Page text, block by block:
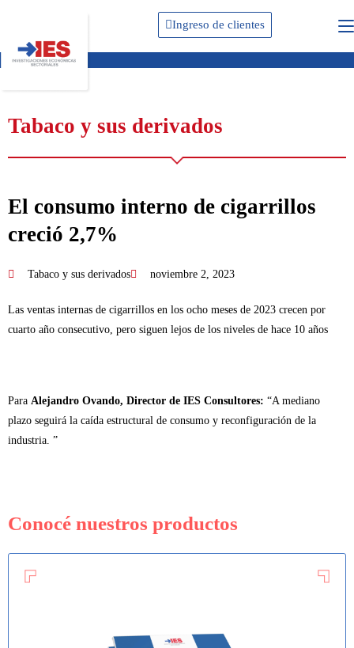
Ingreso de clientes
Tabaco y sus derivados
El consumo interno de cigarrillos
creció 2,7%
Tabaco y sus derivados noviembre 2, 2023
Las ventas internas de cigarrillos en los ocho meses de 2023 crecen por
cuarto año consecutivo, pero siguen lejos de los niveles de hace 10 años
Para Alejandro Ovando, Director de IES Consultores: “A mediano
plazo seguirá la caída estructural de consumo y reconfiguración de la
industria. ”
Conocé nuestros productos